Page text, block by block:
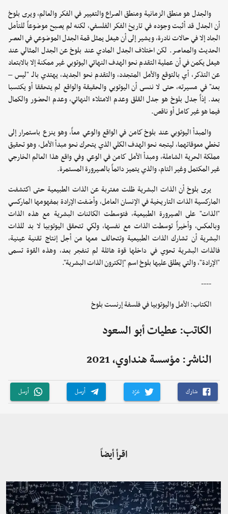
والجدل هو منطق الزمانية ومنطق الصراع والتغيير في الفكر والعالم، ويرى بلوخ
أن الجدل قد أثبت وجوده في تاريخ الفكر الفلسفي، لكنه لم يصبح موضوعاً للتأمل
الجاد إلا في حالات نادرة، ويشير إلى أن هيغل يمثل قمة الجدل الموضوعي في العصر
الحديث والمعاصر. لكن اختلاف الجدل المادي عند بلوخ عن الجدل المثالي عند
هيغل يكمن في أن عملية التقدم نحو الهدف النهائي اليوتوبي غير ممكنة إلا بالابتعاد
عن التذكر، أي بالتوقع والأمل المتجدد، والتقدم نحو الجديد، يهتدي بالـ "ليس –
بعد" في مسيرته، حتى لا ننسى أن اليوتوبي والحقيقة والواقع لم يتحققا أو يكتسبا
بعد. إذاً جدل بلوخ هو جدل القلق وعدم الامتلاء النهائي، وعدم الحضور والكمال
فيما هو غير كامل أو ناقص.
والمبدأ اليوتوبي عند بلوخ كامن في الواقع والوعي معاً، وهو ينزع باستمرار إلى
تخطي معوقاتهما، ليتجه نحو الهدف الكلي الذي يتحرك نحو مبدأ الأمل، وهو تحقيق
مملكة الحرية الشاملة، ومبدأ الأمل كامن في الوعي وفي واقع هذا العالم الخارجي
غير المكتمل وغير التام، والذي يتميز دائماً بالصيرورة المستمرة.
يرى بلوخ أن الذات البشرية ظلت مغتربة عن الذات الطبيعية حتى اكتشفت
الماركسية الذات التاريخية في الإنسان العامل، وأضفت الإرادة بمفهومها الماركسي
"الذات" على الصيرورة الطبيعية، فتوسطت الكائنات البشرية مع هذه الذات
وبالعكس، وأخيراً توسطت الذات مع نفسها، ولكي تتحقق اليوتوبيا لا بد للذات
البشرية أن تشارك الذات الطبيعية وتتحالف معها من أجل إنتاج تقنية عينية،
فالذات البشرية تحوي في داخلها قوة هائلة لم تنفجر بعد، وهذه القوة تسمى
"الإرادة"، والتي يطلق عليها بلوخ اسم "إلكترون الذات البشرية".
----
الكتاب: الأمل واليوتوبيا في فلسفة إرنست بلوخ
الكاتب: عطيات أبو السعود
الناشر: مؤسسة هنداوي، 2021
شارك غرّد أرسل أرسل
اقرأ أيضاً